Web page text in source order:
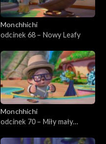
Monchhichi
odcinek 68 – Nowy Leafy
Monchhichi
odcinek 70 – Miły mały